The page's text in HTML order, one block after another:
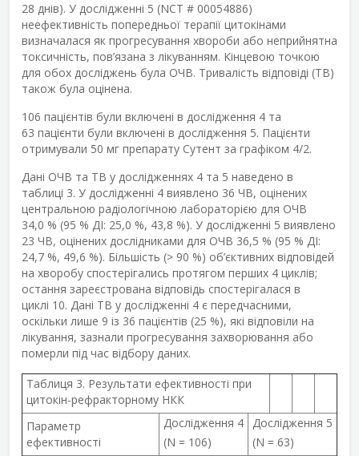
28 днів). У дослідженні 5 (NCT # 00054886)
неефективність попередньої терапії цитокінами
визначалася як прогресування хвороби або неприйнятна
токсичність, пов’язана з лікуванням. Кінцевою точкою
для обох досліджень була ОЧВ. Тривалість відповіді (ТВ)
також була оцінена.
106 пацієнтів були включені в дослідження 4 та
63 пацієнти були включені в дослідження 5. Пацієнти
отримували 50 мг препарату Сутент за графіком 4/2.
Дані ОЧВ та ТВ у дослідженнях 4 та 5 наведено в
таблиці 3. У дослідженні 4 виявлено 36 ЧВ, оцінених
центральною радіологічною лабораторією для ОЧВ
34,0 % (95 % ДІ: 25,0 %, 43,8 %). У дослідженні 5 виявлено
23 ЧВ, оцінених дослідниками для ОЧВ 36,5 % (95 % ДІ:
24,7 %, 49,6 %). Більшість (> 90 %) об’єктивних відповідей
на хворобу спостерігались протягом перших 4 циклів;
остання зареєстрована відповідь спостерігалася в
циклі 10. Дані ТВ у дослідженні 4 є передчасними,
оскільки лише 9 із 36 пацієнтів (25 %), які відповіли на
лікування, зазнали прогресування захворювання або
померли під час відбору даних.
Таблиця 3. Результати ефективності при
цитокін-рефракторному НКК
Параметр
ефективності
Дослідження 4
(N = 106)
Дослідження 5
(N = 63)